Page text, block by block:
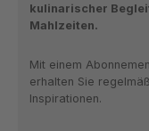
kulinarischer
Mahlzeiten.
Mit einem
erhalten Sie
Inspirationen.